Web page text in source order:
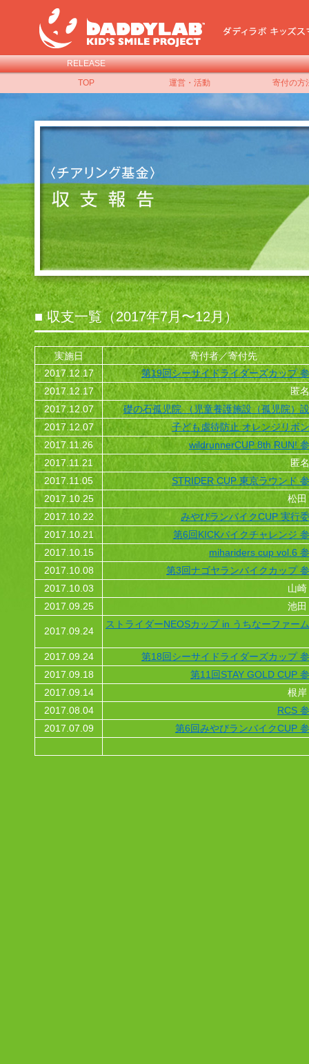
RELEASE
TOP
運営・活動 寄付の方
■ 収支一覧（2017年7月〜12月）
実施日 寄付者／寄付先
2017.12.17
第19回シーサイドライダーズカップ
2017.12.17
匿
2017.12.07
礎の石孤児院 （児童養護施設（孤児院）
2017.12.07
子ども虐待防止 オレンジリボ
2017.11.26
wildrunnerCUP 8th RUN!
2017.11.21
匿
2017.11.05
STRIDER CUP 東京ラウンド
2017.10.25
松田
2017.10.22
みやびランバイクCUP 実行
2017.10.21
第6回KICKバイクチャレンジ
2017.10.15
mihariders cup vol.6
2017.10.08
第3回ナゴヤランバイクカップ
2017.10.03
山
2017.09.25
池田
2017.09.24
ストライダーNEOSカップ in うちなーファー
2017.09.24
第18回シーサイドライダーズカップ
2017.09.18
第11回STAY GOLD CUP
2017.09.14
根岸
2017.08.04
RCS
2017.07.09
第6回みやびランバイクCUP